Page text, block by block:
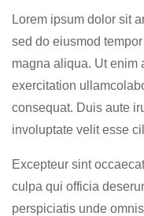
Lorem ipsum dolor sit
sed do eiusmod
magna aliqua. Ut enim
exercitation
consequat. Duis aute
involuptate velit esse
Excepteur sint
culpa qui officia
perspiciatis unde